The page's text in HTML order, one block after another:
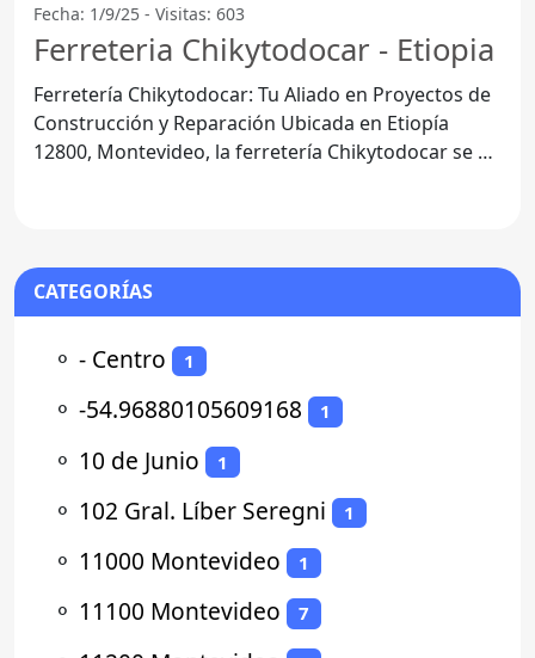
Fecha: 1/9/25 - Visitas: 603
Ferreteria Chikytodocar - Etiopia
Ferretería Chikytodocar: Tu Aliado en Proyectos de
Construcción y Reparación Ubicada en Etiopía
12800, Montevideo, la ferretería Chikytodocar se ha
CATEGORÍAS
⚬ - Centro 1
⚬ -54.96880105609168 1
⚬ 10 de Junio 1
⚬ 102 Gral. Líber Seregni 1
⚬ 11000 Montevideo 1
⚬ 11100 Montevideo 7